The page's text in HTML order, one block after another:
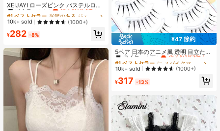
XEIJAYI ローズピンク パステルロー
ズカラーシリーズ スウィート ジェン
トル ネイルポリッシュジェル プロフ
ェッショナル ネイルサロン用
高リピート率
売り切れ間近！
#1 ベストセラー
高リピート率
売り切れ間近！
#1 ベストセラー
高リピート率
売り切れ間近！
#1 ベストセラー
高リピート率
売り切れ間近！
10k+ sold (1000+)
¥282 -8%
¥47 節約
5ペア 日本のアニメ風 透明 目立たな
い つけまつげ、自然で優しい軽量な
フェイクまつげ、デート、旅行、持
ち運びに適しています
#1 ベストセラー
に スパイクマンガ つけまつげ
高リピート率
売り切れ間近！
#1 ベストセラー
高リピート率
売り切れ間近！
#1 ベストセラー
高リピート率
売り切れ間近！
#1 ベストセラー
高リピート率
売り切れ間近！
10k+ sold (1000+)
¥317 -13%